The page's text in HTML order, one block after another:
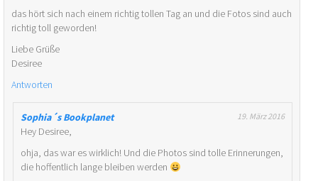
das hört sich nach einem richtig tollen Tag an und die Fotos sind auch
richtig toll geworden!
Liebe Grüße
Desiree
Antworten
Sophia´s Bookplanet 19. März 2016
Hey Desiree,
ohja, das war es wirklich! Und die Photos sind tolle Erinnerungen,
die hoffentlich lange bleiben werden